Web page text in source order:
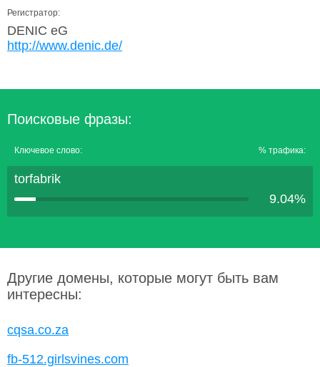
Регистратор:
DENIC eG
http://www.denic.de/
Поисковые фразы:
Ключевое слово: % трафика:
torfabrik
9.04%
Другие домены, которые могут быть вам
интересны:
cqsa.co.za
fb-512.girlsvines.com